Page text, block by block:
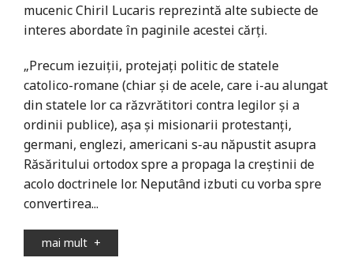
mucenic Chiril Lucaris reprezintă alte subiecte de
interes abordate în paginile acestei cărţi.
„Precum iezuiţii, protejaţi politic de statele
catolico-romane (chiar şi de acele, care i-au alungat
din statele lor ca răzvrătitori contra legilor şi a
ordinii publice), aşa şi misionarii protestanţi,
germani, englezi, americani s-au năpustit asupra
Răsăritului ortodox spre a propaga la creştinii de
acolo doctrinele lor. Neputând izbuti cu vorba spre
convertirea...
mai mult +